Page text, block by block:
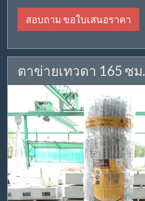
สอบถาม ขอใบเสนอราคา
ตาข่ายเทวดา 165 ซม.